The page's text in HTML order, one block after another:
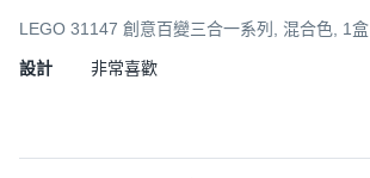
LEGO 31147 創意百變三合一系列, 混合色, 1盒
設計 非常喜歡